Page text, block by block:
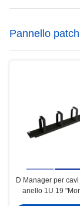
Pannello patch
D Manager per
anello 1U 19